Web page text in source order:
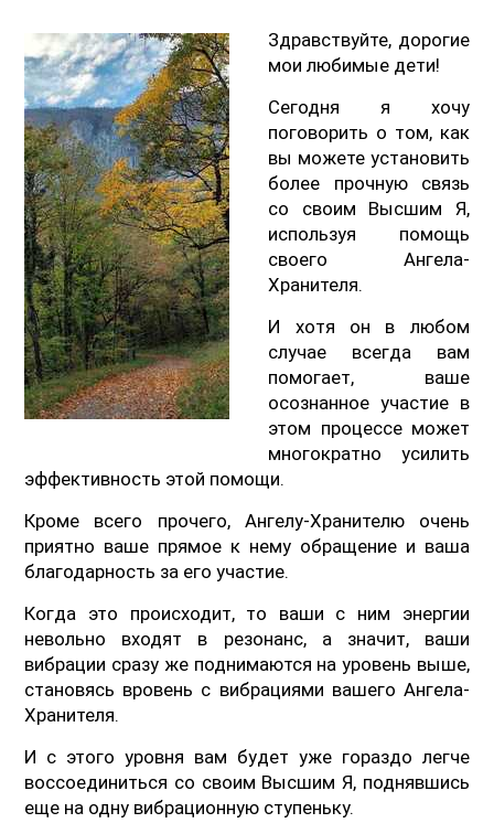
Здравствуйте, дорогие
мои любимые дети!
Сегодня я хочу
поговорить о том, как
вы можете установить
более прочную связь
со своим Высшим Я,
используя помощь
своего Ангела-
Хранителя.
И хотя он в любом
случае всегда вам
помогает, ваше
осознанное участие в
этом процессе может
многократно усилить
эффективность этой помощи.
Кроме всего прочего, Ангелу-Хранителю очень
приятно ваше прямое к нему обращение и ваша
благодарность за его участие.
Когда это происходит, то ваши с ним энергии
невольно входят в резонанс, а значит, ваши
вибрации сразу же поднимаются на уровень выше,
становясь вровень с вибрациями вашего Ангела-
Хранителя.
И с этого уровня вам будет уже гораздо легче
воссоединиться со своим Высшим Я, поднявшись
еще на одну вибрационную ступеньку.